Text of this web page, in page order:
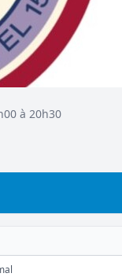
à 20h30